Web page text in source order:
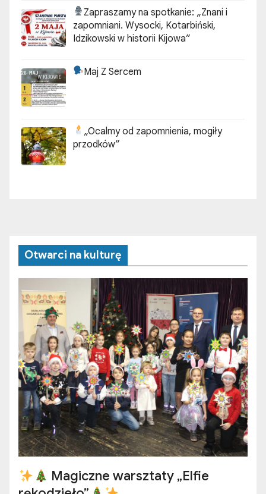
Zapraszamy na spotkanie: „Znani i
zapomniani. Wysocki, Kotarbiński,
Idzikowski w historii Kijowa”
Maj Z Sercem
„Ocalmy od zapomnienia, mogiły
przodków”
Otwarci na kulturę
Magiczne warsztaty „Elfie